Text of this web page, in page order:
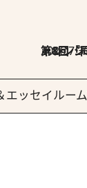
第8回「同人誌即売会
エッセイルー